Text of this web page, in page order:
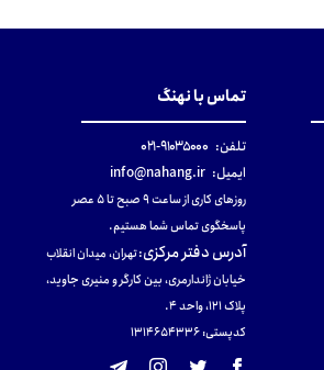
تماس با نهنگ
تلفن: ۹۱۰۳۵۰۰۰-۰۲۱
ایمیل: info@nahang.ir
روزهای کاری از ساعت ۹ صبح تا ۵ عصر
پاسخگوی تماس شما هستیم.
آدرس دفتر مرکزی:تهران، میدان انقلاب
خیابان ژاندارمری، بین کارگر و منیری جاوید،
پلاک 121، واحد ۴.
کدپستی: 131465433۶